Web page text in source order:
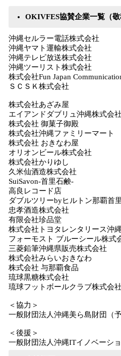
OKIVFES協賛企業一覧（敬
沖縄セルラー電話株式会社
沖縄ヤマト運輸株式会社
沖縄テレビ放送株式会社
沖縄ツーリスト株式会社
株式会社Fun Japan
ＳＣＳＫ株式会社
株式会社あざみ屋
エイアンドダブリュ沖縄株式会
株式会社 御菓子御殿
株式会社沖縄ファミリーマート
株式会社 おきなわ屋
オリオンビール株式会社
株式会社かりゆし
久米仙酒造株式会社
SuiSavon-首里石鹸-
高良レコード店
ダブルツリーbyヒルトン那覇首
忠孝酒造株式会社
有限会社珍品堂
株式会社トヨタレンタリース沖縄
フォーモスト ブルーシール株式
三菱鉛筆沖縄県販売株式会社
株式会社みらいおきなわ
株式会社 与那覇食品
琉球黒糖株式会社
琉球フットボールクラブ株式会社
＜協力＞
一般財団法人沖縄美ら島財団（予
＜後援＞
一般財団法人沖縄ITイノベーシ